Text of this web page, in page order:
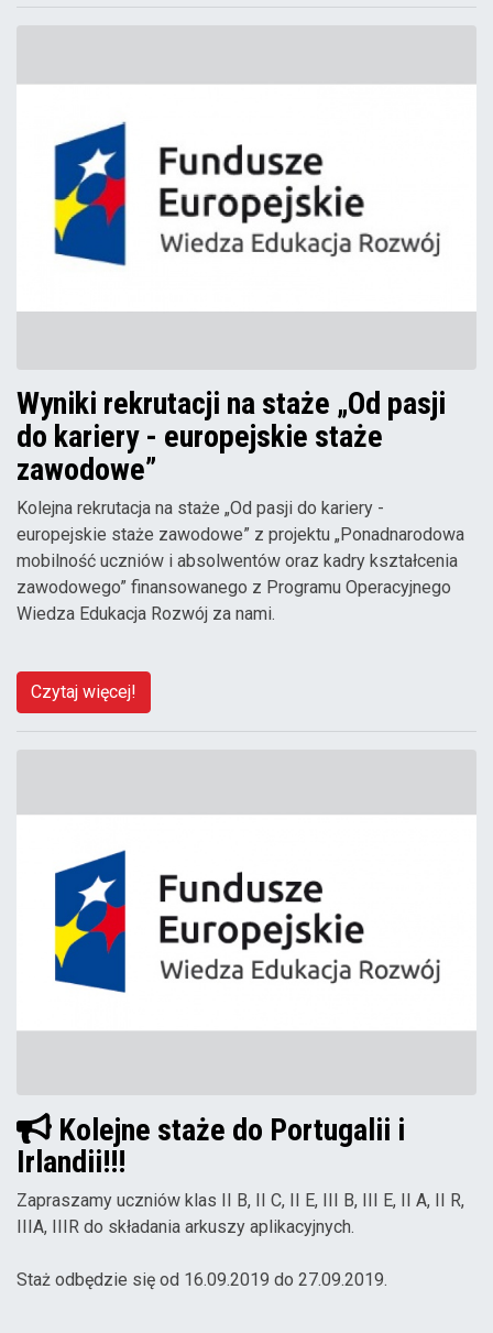
Wyniki rekrutacji na staże „Od pasji
do kariery - europejskie staże
zawodowe”
Kolejna rekrutacja na staże „Od pasji do kariery -
europejskie staże zawodowe” z projektu „Ponadnarodowa
mobilność uczniów i absolwentów oraz kadry kształcenia
zawodowego” finansowanego z Programu Operacyjnego
Wiedza Edukacja Rozwój za nami.
Czytaj więcej!
Kolejne staże do Portugalii i
Irlandii!!!
Zapraszamy uczniów klas II B, II C, II E, III B, III E, II A, II R,
IIIA, IIIR do składania arkuszy aplikacyjnych.
Staż odbędzie się od 16.09.2019 do 27.09.2019.